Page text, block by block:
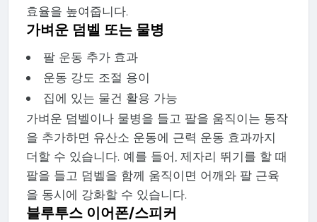
효율을 높여줍니다.
가벼운 덤벨 또는 물병
팔 운동 추가 효과
운동 강도 조절 용이
집에 있는 물건 활용 가능
가벼운 덤벨이나 물병을 들고 팔을 움직이는 동작
을 추가하면 유산소 운동에 근력 운동 효과까지
더할 수 있습니다. 예를 들어, 제자리 뛰기를 할 때
팔을 들고 덤벨을 함께 움직이면 어깨와 팔 근육
을 동시에 강화할 수 있습니다.
블루투스 이어폰/스피커